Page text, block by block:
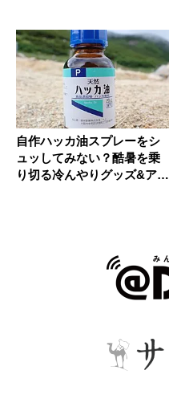
自作ハッカ油スプレーをシ
ュッしてみない？酷暑を乗
り切る冷んやりグッズ&アイ